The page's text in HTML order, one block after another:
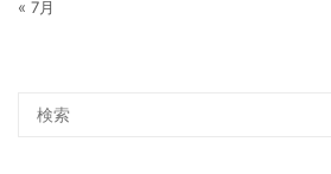
« 7月